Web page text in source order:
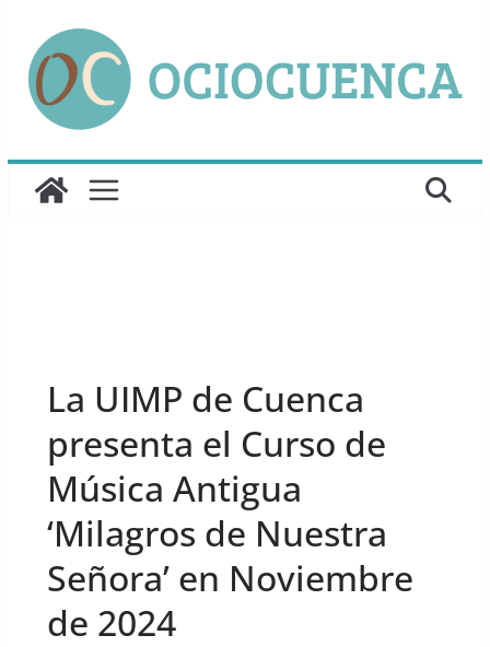
contenido
La UIMP de Cuenca
presenta el Curso de
Música Antigua
‘Milagros de Nuestra
Señora’ en Noviembre
de 2024